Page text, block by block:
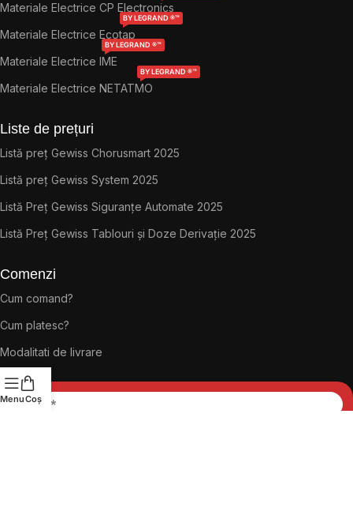
Materiale Electrice CP Electronics
Materiale Electrice Ecotap
BY LEGRAND ®™
Materiale Electrice IME
BY LEGRAND ®™
Materiale Electrice NETATMO
BY LEGRAND ®™
Liste de prețuri
Listă preț Gewiss Chorusmart 2025
Listă preț Gewiss System 2025
Listă Preț Gewiss Siguranțe Automate 2025
Listă Preț Gewiss Tablouri și Doze Derivație 2025
Comenzi
Cum comand?
Cum platesc?
Modalitati de livrare
MenuCoș